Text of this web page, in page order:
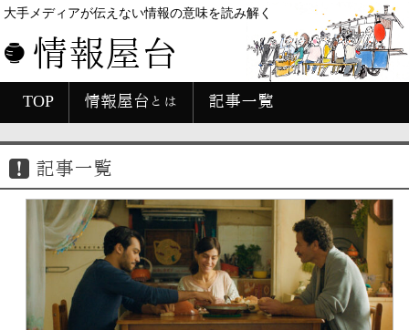
大手メディアが伝えない情報の意味を読み解く
情報屋台
TOP 情報屋台とは 記事一覧
記事一覧